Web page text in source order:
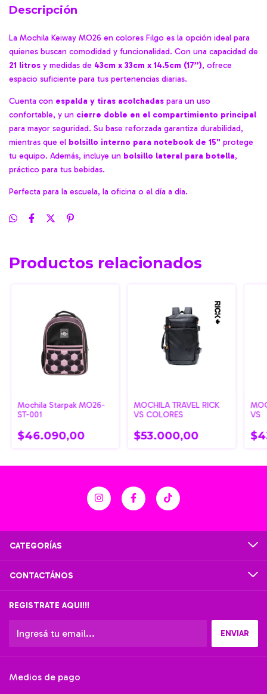
Descripción
La Mochila Keiway MO26 en colores Filgo es la opción ideal para
quienes buscan comodidad y funcionalidad. Con una capacidad de
21 litros y medidas de 43cm x 33cm x 14.5cm (17’’), ofrece
espacio suficiente para tus pertenencias diarias.
Cuenta con espalda y tiras acolchadas para un uso
confortable, y un cierre doble en el compartimiento principal
para mayor seguridad. Su base reforzada garantiza durabilidad,
mientras que el bolsillo interno para notebook de 15" protege
tu equipo. Además, incluye un bolsillo lateral para botella,
práctico para tus bebidas.
Perfecta para la escuela, la oficina o el día a día.
Productos relacionados
Mochila Starpak MO26-
ST-001
$46.090,00
MOCHILA TRAVEL RICK
VS COLORES
$53.000,00
VS
CATEGORÍAS
CONTACTÁNOS
REGISTRATE AQUI!!!
Medios de pago